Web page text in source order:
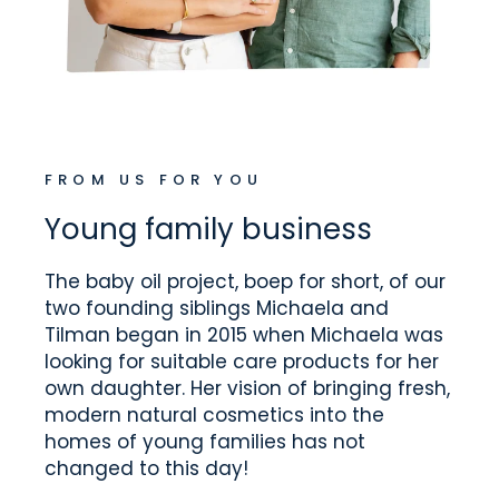
FROM US FOR YOU
Young family business
The baby oil project, boep for short, of our
two founding siblings Michaela and
Tilman began in 2015 when Michaela was
looking for suitable care products for her
own daughter. Her vision of bringing fresh,
modern natural cosmetics into the
homes of young families has not
changed to this day!